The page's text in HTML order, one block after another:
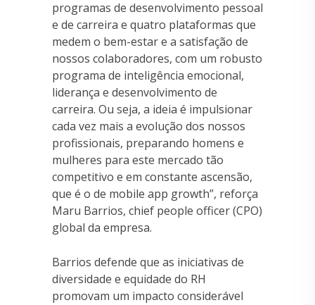
programas de desenvolvimento pessoal
e de carreira e quatro plataformas que
medem o bem-estar e a satisfação de
nossos colaboradores, com um robusto
programa de inteligência emocional,
liderança e desenvolvimento de
carreira. Ou seja, a ideia é impulsionar
cada vez mais a evolução dos nossos
profissionais, preparando homens e
mulheres para este mercado tão
competitivo e em constante ascensão,
que é o de mobile app growth”, reforça
Maru Barrios, chief people officer (CPO)
global da empresa.
Barrios defende que as iniciativas de
diversidade e equidade do RH
promovam um impacto considerável